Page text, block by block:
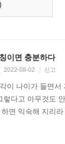
이면 충분하다
2022-08-02 신고
이 나이가 들면
렇다고 아무것도
면 익숙해 지리